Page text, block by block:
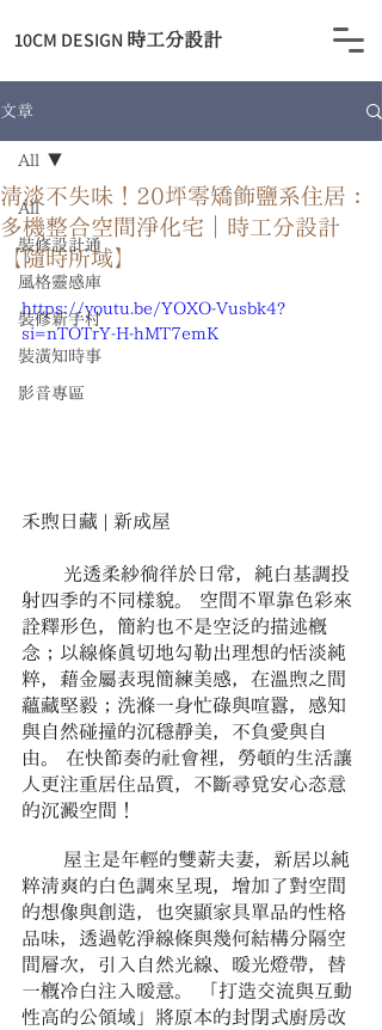
​10CM DESIGN 時工分設計
文章
All
裝修設計通
風格靈感庫
裝修新手村
裝潢知時事
影音專區
All
清淡不失味！20坪零矯飾鹽系住居：
多機整合空間淨化宅｜時工分設計
【隨時所域】
https://youtu.be/YOXO-Vusbk4?
si=nTOTrY-H-hMT7emK
禾煦日藏 | 新成屋
射四季的不同樣貌。 空間不單靠色彩來
詮釋形色，簡約也不是空泛的描述概
念；以線條真切地勾勒出理想的恬淡純
粹，藉金屬表現簡練美感，在溫煦之間
蘊藏堅毅；洗滌一身忙碌與喧囂，感知
與自然碰撞的沉穩靜美，不負愛與自
由。 在快節奏的社會裡，勞頓的生活讓
人更注重居住品質，不斷尋覓安心恣意
的沉澱空間！
粹清爽的白色調來呈現，增加了對空間
的想像與創造，也突顯家具單品的性格
品味，透過乾淨線條與幾何結構分隔空
間層次，引入自然光線、暖光燈帶，替
一概冷白注入暖意。 「打造交流與互動
性高的公領域」將原本的封閉式廚房改